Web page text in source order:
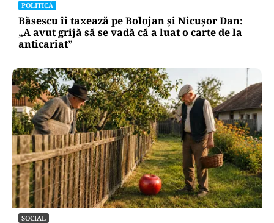
POLITICĂ
Băsescu îi taxează pe Bolojan și Nicușor Dan:
„A avut grijă să se vadă că a luat o carte de la
anticariat”
SOCIAL